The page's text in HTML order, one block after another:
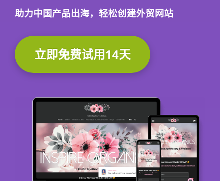
助力中国产品出海，轻松创建外贸网站
立即免费试用14天